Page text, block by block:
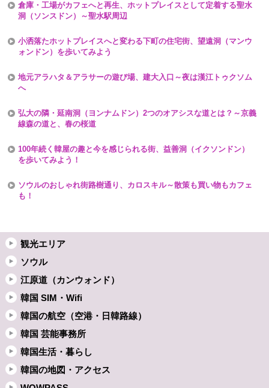
倉庫・工場がカフェへと再生、ホットプレイスとして定着する聖水
洞（ソンスドン）～聖水駅周辺
小洒落たホットプレイスへと変わる下町の住宅街、望遠洞（マンウ
ォンドン）を歩いてみよう
地元アラハタ＆アラサーの遊び場、建大入口～夜は漢江トゥクソム
へ
弘大の隣・延南洞（ヨンナムドン）2つのオアシスな道とは？～京義
線森の道と、春の桜道
100年続く韓屋の趣と今を感じられる街、益善洞（イクソンドン）
を歩いてみよう！
ソウルのおしゃれ街路樹通り、カロスキル～散策も買い物もカフェ
も！
観光エリア
ソウル
江原道（カンウォンド）
韓国 SIM・Wifi
韓国の航空（空港・日韓路線）
韓国 芸能事務所
韓国生活・暮らし
韓国の地図・アクセス